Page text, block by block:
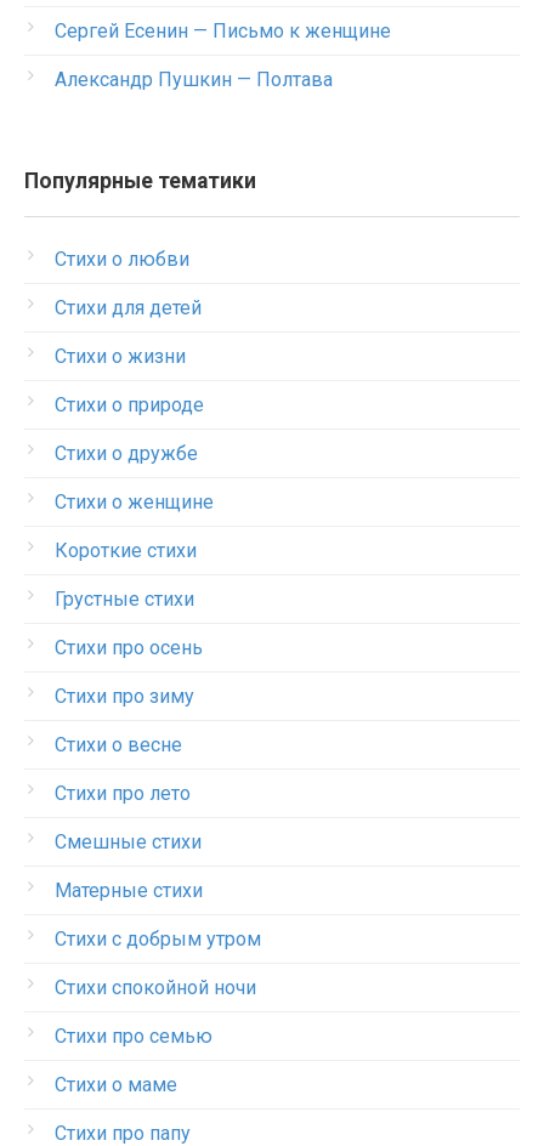
Сергей Есенин — Письмо к женщине
Александр Пушкин — Полтава
Популярные тематики
Стихи о любви
Стихи для детей
Стихи о жизни
Стихи о природе
Стихи о дружбе
Стихи о женщине
Короткие стихи
Грустные стихи
Стихи про осень
Стихи про зиму
Стихи о весне
Стихи про лето
Смешные стихи
Матерные стихи
Стихи с добрым утром
Стихи спокойной ночи
Стихи про семью
Стихи о маме
Стихи про папу